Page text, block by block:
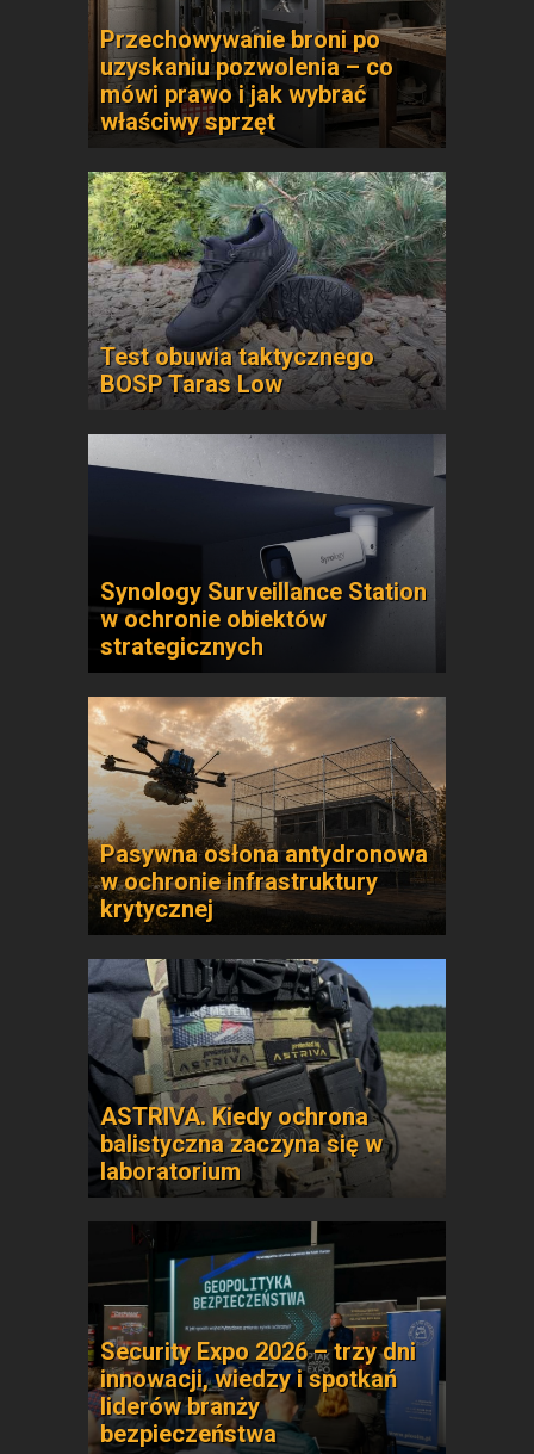
Przechowywanie broni po
uzyskaniu pozwolenia – co
mówi prawo i jak wybrać
właściwy sprzęt
Test obuwia taktycznego
BOSP Taras Low
Synology Surveillance Station
w ochronie obiektów
strategicznych
Pasywna osłona antydronowa
w ochronie infrastruktury
krytycznej
ASTRIVA. Kiedy ochrona
balistyczna zaczyna się w
laboratorium
Security Expo 2026 – trzy dni
innowacji, wiedzy i spotkań
liderów branży
bezpieczeństwa